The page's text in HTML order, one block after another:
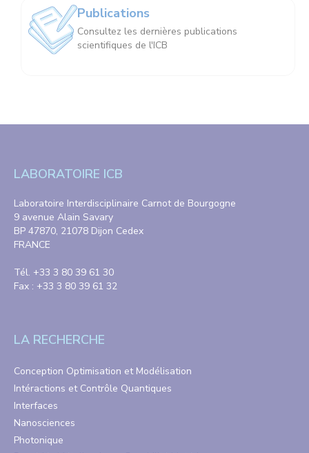
Publications
Consultez les dernières publications
scientifiques de l'ICB
LABORATOIRE ICB
Laboratoire Interdisciplinaire Carnot de Bourgogne
9 avenue Alain Savary
BP 47870, 21078 Dijon Cedex
FRANCE
Tél. +33 3 80 39 61 30
Fax : +33 3 80 39 61 32
LA RECHERCHE
Conception Optimisation et Modélisation
Intéractions et Contrôle Quantiques
Interfaces
Nanosciences
Photonique